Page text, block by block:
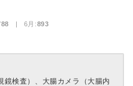
| 6月:893
鏡検査）、大腸カメラ（大腸内